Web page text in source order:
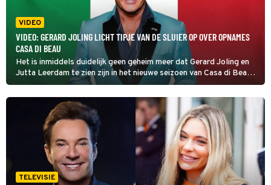
VIDEO
VIDEO: GERARD JOLING LICHT TIPJE VAN DE SLUIER OP OVER OPNAMES
CASA DI BEAU
Het is inmiddels duidelijk geen geheim meer dat Gerard Joling en
Jutta Leerdam te zien zijn in het nieuwe seizoen van Casa di Beau.
Maar hoe bevallen de opnames de zanger eigenlijk?
TELEVISIE